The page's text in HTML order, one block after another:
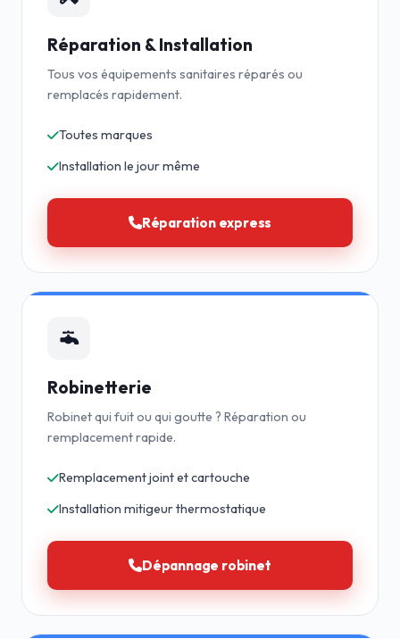
Réparation & Installation
Tous vos équipements sanitaires réparés ou
remplacés rapidement.
Toutes marques
Installation le jour même
Réparation express
Robinetterie
Robinet qui fuit ou qui goutte ? Réparation ou
remplacement rapide.
Remplacement joint et cartouche
Installation mitigeur thermostatique
Dépannage robinet